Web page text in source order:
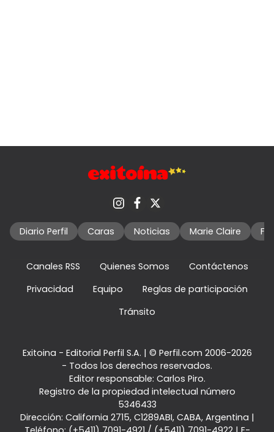
Diario Perfil Caras Noticias Marie Claire
Canales RSS Quienes Somos
Contáctenos
Privacidad
Equipo
Reglas de participación
Tránsito
Exitoina - Editorial Perfil S.A. | © Perfil.com 2006-2026
- Todos los derechos reservados.
Editor responsable: Carlos Piro.
Registro de la propiedad intelectual número
5346433
Dirección: California 2715, C1289ABI, CABA, Argentina |